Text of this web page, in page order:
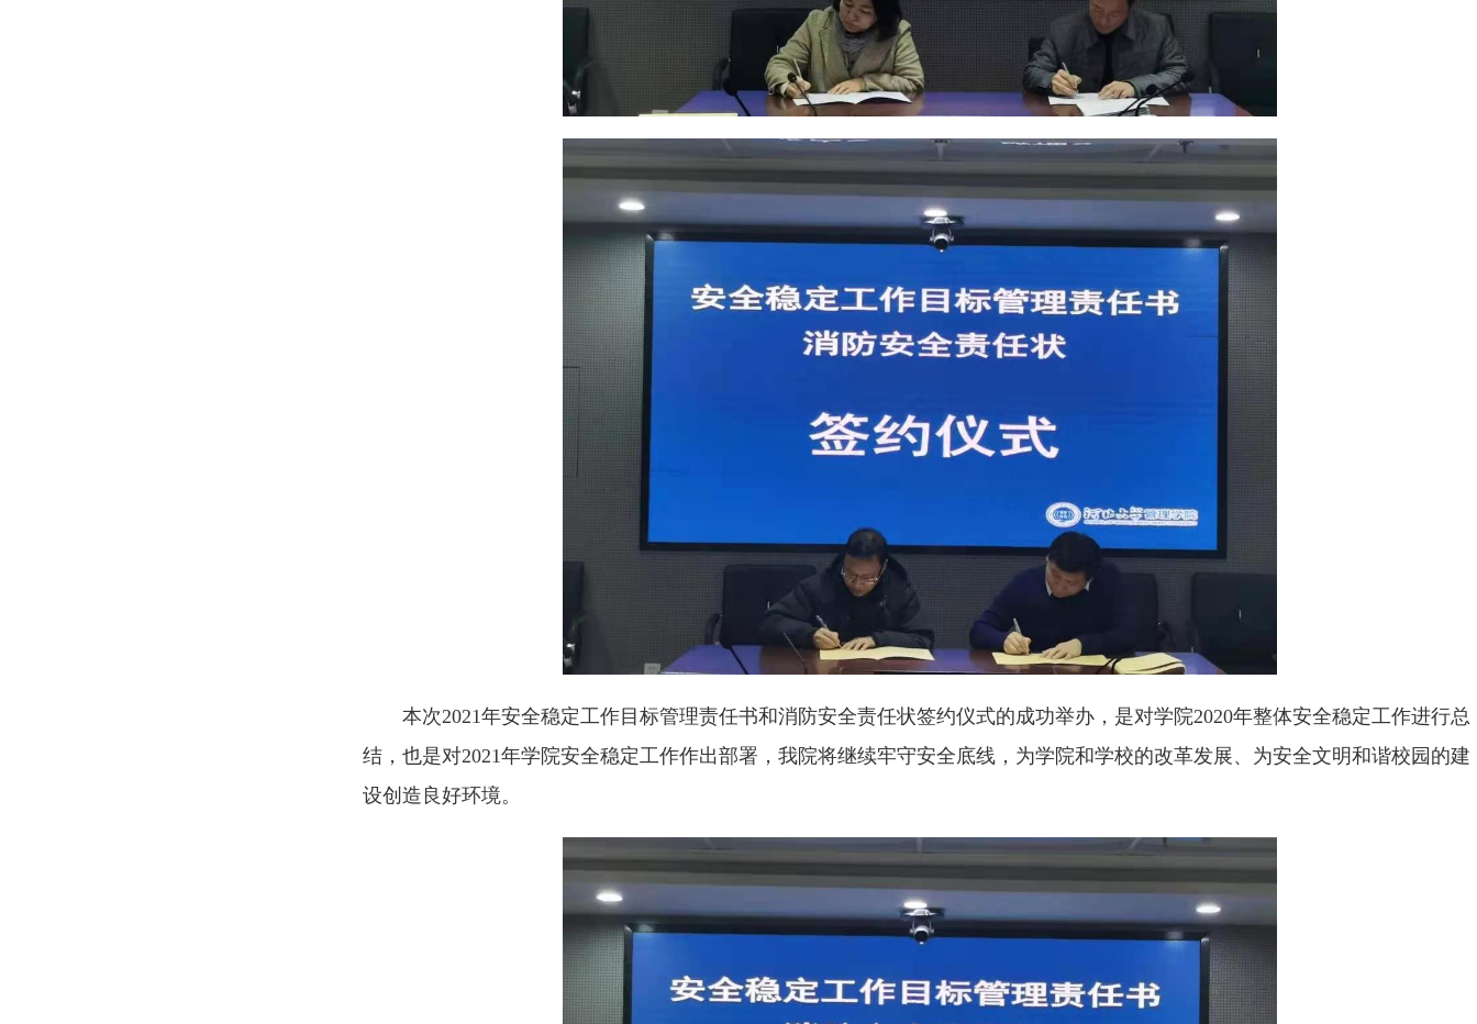
本次2021年安全稳定工作目标管理责任书和消防安全责任状签约仪式的成功举办，是对学院2020年整体安全稳定工作进行总
结，也是对2021年学院安全稳定工作作出部署，我院将继续牢守安全底线，为学院和学校的改革发展、为安全文明和谐校园的建
设创造良好环境。